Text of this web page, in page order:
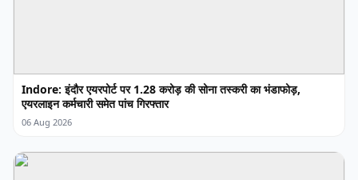
Indore: इंदौर एयरपोर्ट पर 1.28 करोड़ की सोना तस्करी का भंडाफोड़,
एयरलाइन कर्मचारी समेत पांच गिरफ्तार
06 Aug 2026